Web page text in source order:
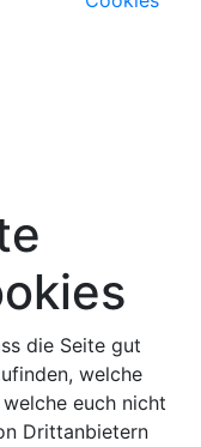
die Seite gut
welche
euch nicht
Drittanbietern